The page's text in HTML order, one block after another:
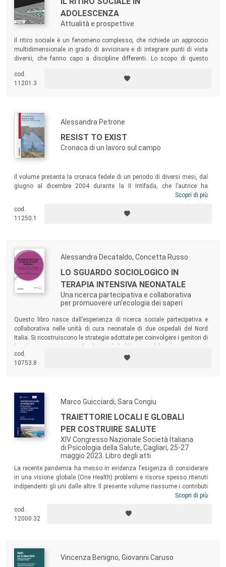
ADOLESCENZA
Attualità e prospettive
Il ritiro sociale è un fenomeno complesso, che richiede un approccio
multidimensionale in grado di avvicinare e di integrare punti di vista
diversi, che fanno capo a discipline differenti. Lo scopo di questo
sociologico, pedagogico, familiare, sociale, educativo, psicologico,
psichiatrico, letterario e di ricerca.
cod.
11201.3
Alessandra Petrone
RESIST TO EXIST
Cronaca di un lavoro sul campo
Il volume presenta la cronaca fedele di un periodo di diversi mesi, dal
giugno al dicembre 2004 durante la II Intifada, che l’autrice ha
trascorso nel Nord della Cisgiordania come formatrice di un gruppo di
L'opera descrive interventi di Psicoterapia della Gestalt e documenta
un’osservazione antropologica sul campo, rinnovata più recentemente
Scopri di più
cod.
11250.1
Alessandra Decataldo, Concetta Russo
LO SGUARDO SOCIOLOGICO IN
TERAPIA INTENSIVA NEONATALE
Una ricerca partecipativa e collaborativa
per promuovere un'ecologia dei saperi
Questo libro nasce dall’esperienza di ricerca sociale partecipativa e
collaborativa nelle unità di cura neonatale di due ospedali del Nord
Italia. Si ricostruiscono le strategie adottate per coinvolgere i genitori di
un’effettiva interdisciplinarità tra la sociologia, la medicina, la
psicologia, il servizio sociale e le loro differenti specializzazioni
cod.
10753.8
Marco Guicciardi, Sara Congiu
TRAIETTORIE LOCALI E GLOBALI
PER COSTRUIRE SALUTE
XIV Congresso Nazionale Società Italiana
di Psicologia della Salute, Cagliari, 25-27
maggio 2023. Libro degli atti
La recente pandemia ha messo in evidenza l’esigenza di considerare
in una visione globale (One Health) problemi e risorse spesso ritenuti
indipendenti gli uni dalle altre. Il presente volume riassume i contributi
scientifici e professionali discussi nel corso del XIV Congresso SIPSA
grande attualità ed interesse, come, ad esempio, la pace, la
solidarietà, le emergenze, il benessere, la salute.
Scopri di più
cod.
12000.32
Vincenza Benigno, Giovanni Caruso